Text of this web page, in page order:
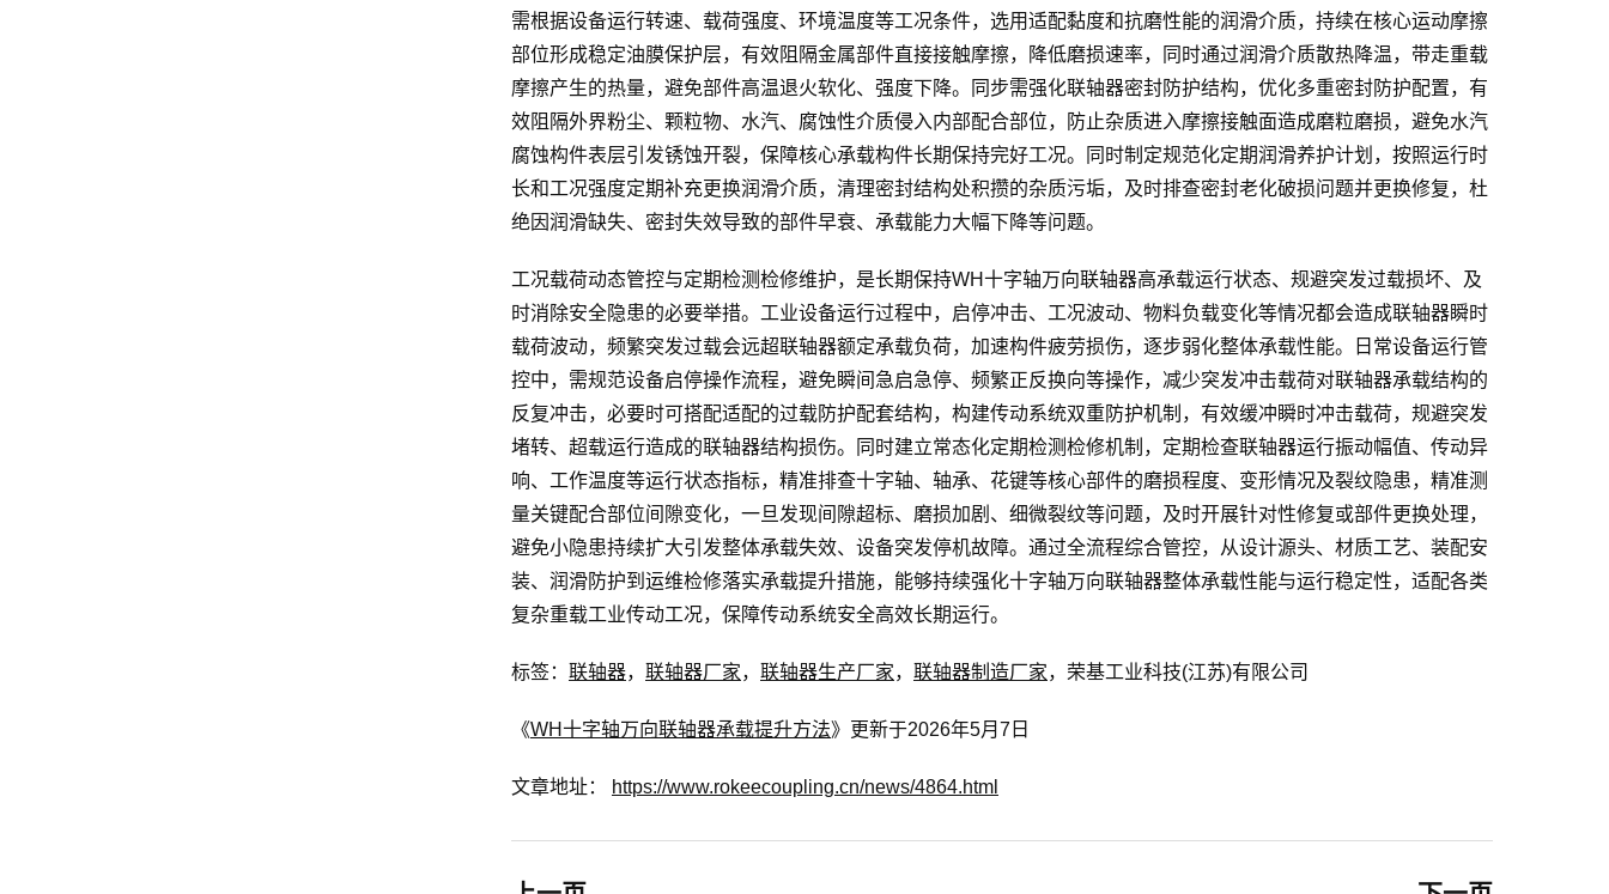
需根据设备运行转速、载荷强度、环境温度等工况条件，选用适配黏度和抗磨性能的润滑介质，持续在核心运动摩擦
部位形成稳定油膜保护层，有效阻隔金属部件直接接触摩擦，降低磨损速率，同时通过润滑介质散热降温，带走重载
摩擦产生的热量，避免部件高温退火软化、强度下降。同步需强化联轴器密封防护结构，优化多重密封防护配置，有
效阻隔外界粉尘、颗粒物、水汽、腐蚀性介质侵入内部配合部位，防止杂质进入摩擦接触面造成磨粒磨损，避免水汽
腐蚀构件表层引发锈蚀开裂，保障核心承载构件长期保持完好工况。同时制定规范化定期润滑养护计划，按照运行时
长和工况强度定期补充更换润滑介质，清理密封结构处积攒的杂质污垢，及时排查密封老化破损问题并更换修复，杜
绝因润滑缺失、密封失效导致的部件早衰、承载能力大幅下降等问题。
工况载荷动态管控与定期检测检修维护，是长期保持WH十字轴万向联轴器高承载运行状态、规避突发过载损坏、及
时消除安全隐患的必要举措。工业设备运行过程中，启停冲击、工况波动、物料负载变化等情况都会造成联轴器瞬时
载荷波动，频繁突发过载会远超联轴器额定承载负荷，加速构件疲劳损伤，逐步弱化整体承载性能。日常设备运行管
控中，需规范设备启停操作流程，避免瞬间急启急停、频繁正反换向等操作，减少突发冲击载荷对联轴器承载结构的
反复冲击，必要时可搭配适配的过载防护配套结构，构建传动系统双重防护机制，有效缓冲瞬时冲击载荷，规避突发
堵转、超载运行造成的联轴器结构损伤。同时建立常态化定期检测检修机制，定期检查联轴器运行振动幅值、传动异
响、工作温度等运行状态指标，精准排查十字轴、轴承、花键等核心部件的磨损程度、变形情况及裂纹隐患，精准测
量关键配合部位间隙变化，一旦发现间隙超标、磨损加剧、细微裂纹等问题，及时开展针对性修复或部件更换处理，
避免小隐患持续扩大引发整体承载失效、设备突发停机故障。通过全流程综合管控，从设计源头、材质工艺、装配安
装、润滑防护到运维检修落实承载提升措施，能够持续强化十字轴万向联轴器整体承载性能与运行稳定性，适配各类
复杂重载工业传动工况，保障传动系统安全高效长期运行。
标签： 联轴器， 联轴器厂家， 联轴器生产厂家， 联轴器制造厂家，荣基工业科技(江苏)有限公司
《WH十字轴万向联轴器承载提升方法》更新于2026年5月7日
文章地址： https://www.rokeecoupling.cn/news/4864.html